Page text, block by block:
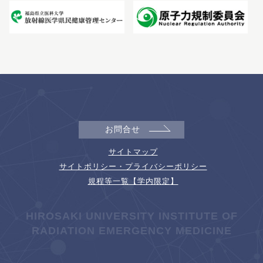
お問合せ
サイトマップ
サイトポリシー・プライバシーポリシー
規程等一覧【学内限定】
HIROSAKI UNIVERSITY INSTITUTE OF
RADIATION EMERGENCY MEDICINE